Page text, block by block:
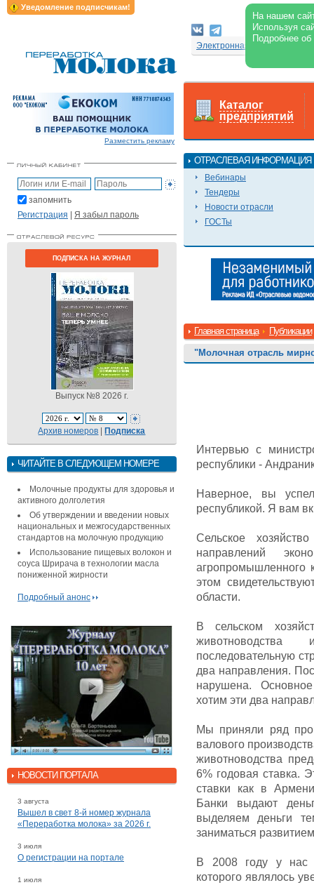
Уведомление подписчикам!
На нашем
Используя
Подробнее
Электронная версия
Разместить рекламу
запомнить
Регистрация | Я забыл пароль
ПОДПИСКА НА ЖУРНАЛ
Выпуск №8 2026 г.
Архив номеров |Подписка
ЧИТАЙТЕ В СЛЕДУЮЩЕМ НОМЕРЕ
Молочные продукты для здоровья и
активного долголетия
Об утверждении и введении новых
национальных и межгосударственных
стандартов на молочную продукцию
Использование пищевых волокон и
соуса Шрирача в технологии масла
пониженной жирности
Подробный анонс
НОВОСТИ ПОРТАЛА
3 августа
Вышел в свет 8-й номер журнала
«Переработка молока» за 2026 г.
3 июля
О регистрации на портале
1 июля
Каталог
предприятий
ОТРАСЛЕВАЯ ИНФОРМАЦИЯ
Вебинары
Тендеры
Новости отрасли
ГОСТы
Главная страница Публикации
"Молочная отрасль
Интервью с
республики -
Наверное, вы
республикой. Я вам
Сельское
направлений
агропромышленного
этом
области.
В сельском
последовательную
два направления.
нарушена.
хотим эти два
Мы приняли ряд
валового
животноводства
6% годовая ставка.
ставки как в
Банки выдают
выделяем деньги
заниматься
В 2008 году у нас
которого являлось